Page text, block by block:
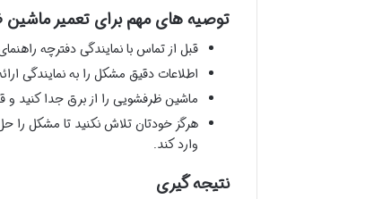
توصیه های مهم برای تعمیر
قبل از تماس با نمایندگی دفترچه
اطلاعات دقیق مشکل را به نمایندگی
ماشین ظرفشویی را از برق جدا کنید و
هرگز خودتان تلاش نکنید تا مشکل را
وارد کند.
نتیجه گیری